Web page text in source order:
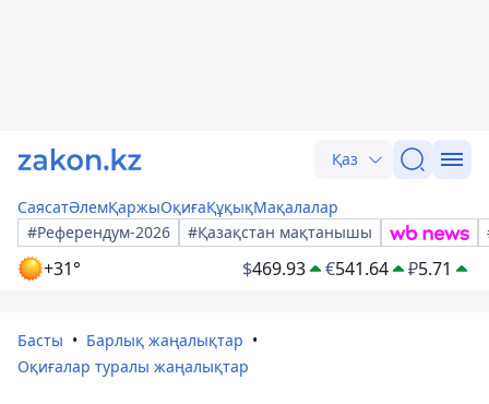
Қаз
СаясатӘлемҚаржыОқиғаҚұқықМақалалар
#Референдум-2026
#Қазақстан мақтанышы
+31° $469.93 €541.64 ₽5.71
Басты
Барлық жаңалықтар
Оқиғалар туралы жаңалықтар